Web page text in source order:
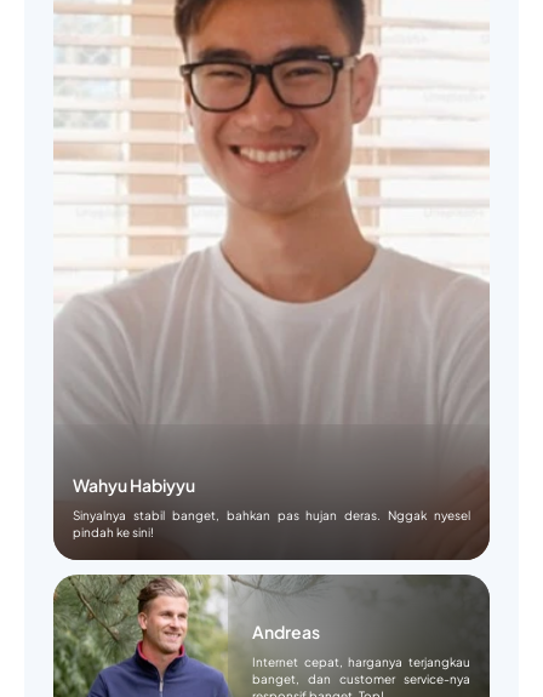
Wahyu Habiyyu
Sinyalnya stabil banget, bahkan pas hujan deras. Nggak nyesel
pindah ke sini!
Andreas
Internet cepat, harganya terjangkau
banget, dan customer service-nya